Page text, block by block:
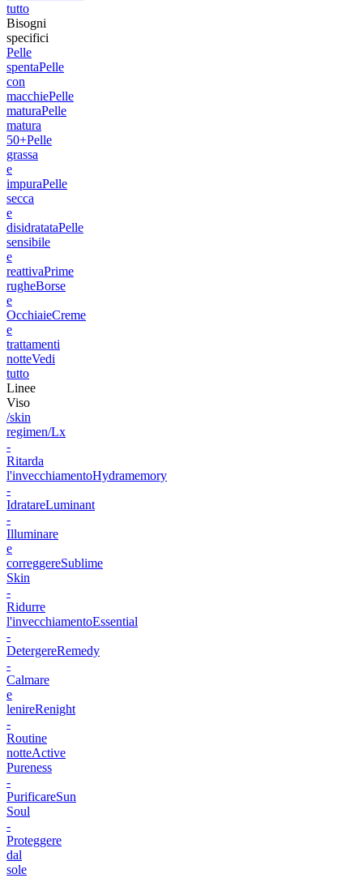
tutto
Bisogni
specifici
Pelle
spentaPelle
con
macchiePelle
maturaPelle
matura
50+Pelle
grassa
e
impuraPelle
secca
e
disidratataPelle
sensibile
e
reattivaPrime
rugheBorse
e
OcchiaieCreme
e
trattamenti
notteVedi
tutto
Linee
Viso
/skin
regimen/Lx
-
Ritarda
l'invecchiamentoHydramemory
-
IdratareLuminant
-
Illuminare
e
correggereSublime
Skin
-
Ridurre
l'invecchiamentoEssential
-
DetergereRemedy
-
Calmare
e
lenireRenight
-
Routine
notteActive
Pureness
-
PurificareSun
Soul
-
Proteggere
dal
sole